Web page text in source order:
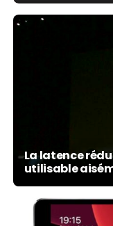
La latence
utilisable